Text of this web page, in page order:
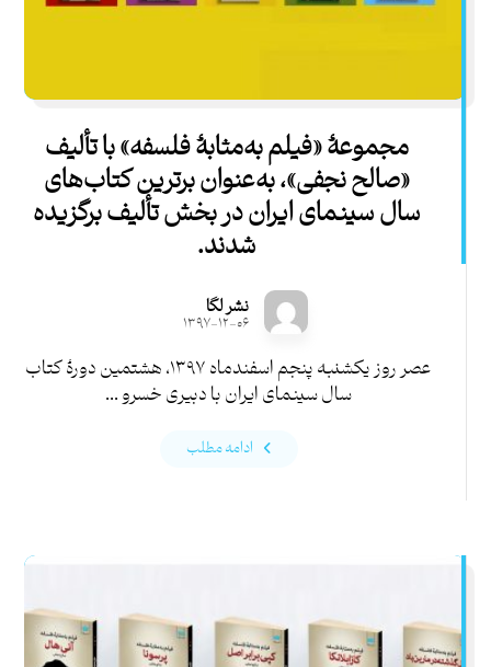
مجموعۀ «فیلم به‌مثابۀ فلسفه» با تألیف
«صالح نجفی»، به‌عنوان برترین کتاب‌های
سال سینمای ایران در بخش تألیف برگزیده
شدند.
نشر لگا
۱۳۹۷-۱۲-۰۶
عصر روز یکشنبه پنجم اسفندماه ۱۳۹۷، هشتمین دورۀ کتاب
سال سینمای ایران با دبیری خسرو ...
ادامه مطلب